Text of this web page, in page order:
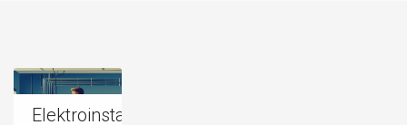
Elektroinstalater/Elektroinstalaterka